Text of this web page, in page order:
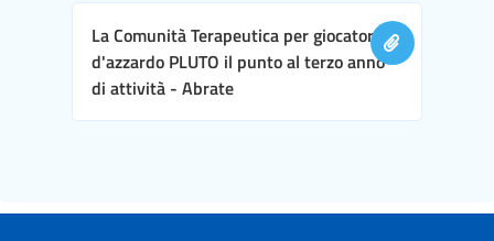
La Comunità Terapeutica per giocatori
d'azzardo PLUTO il punto al terzo anno
di attività - Abrate